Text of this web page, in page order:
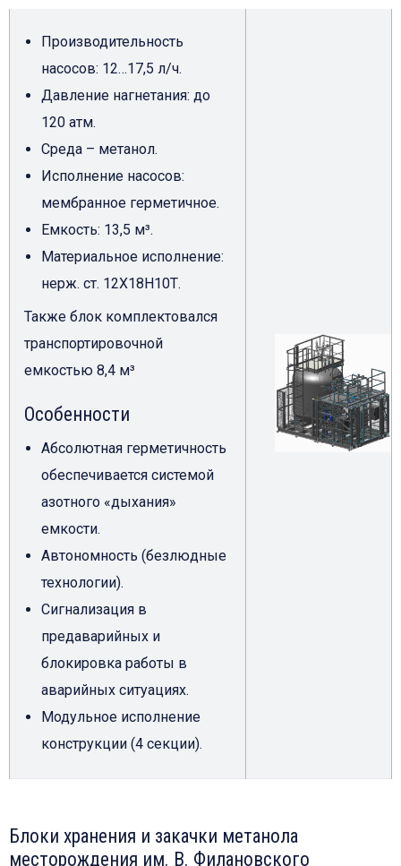
Производительность
насосов: 12…17,5 л/ч.
Давление нагнетания: до
120 атм.
Среда – метанол.
Исполнение насосов:
мембранное герметичное.
Емкость: 13,5 м³.
Материальное исполнение:
нерж. ст. 12Х18Н10Т.
Также блок комплектовался
транспортировочной
емкостью 8,4 м³
Особенности
Абсолютная герметичность
обеспечивается системой
азотного «дыхания»
емкости.
Автономность (безлюдные
технологии).
Сигнализация в
предаварийных и
блокировка работы в
аварийных ситуациях.
Модульное исполнение
конструкции (4 секции).
Блоки хранения и закачки метанола
месторождения им. В. Филановского